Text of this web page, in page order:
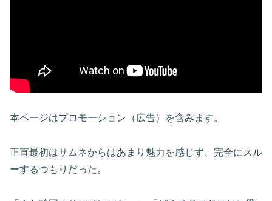
本ページはプロモーション（広告）を含みます。
正直最初はサムネからはあまり魅力を感じず、完全にスル
ーするつもりだった。